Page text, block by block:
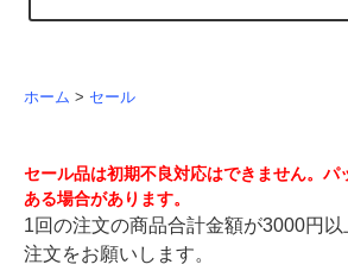
ホーム > セール
セール品は初期不良対応はできません。パ
ある場合があります。
1回の注文の商品合計金額が3000円
注文をお願いします。